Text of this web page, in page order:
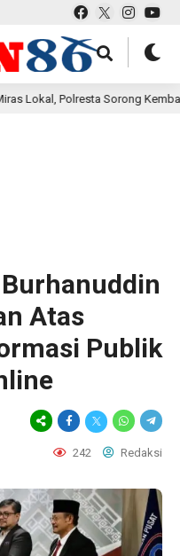
Sorong Kembali Amankan
Atas
Publik
242 Redaksi